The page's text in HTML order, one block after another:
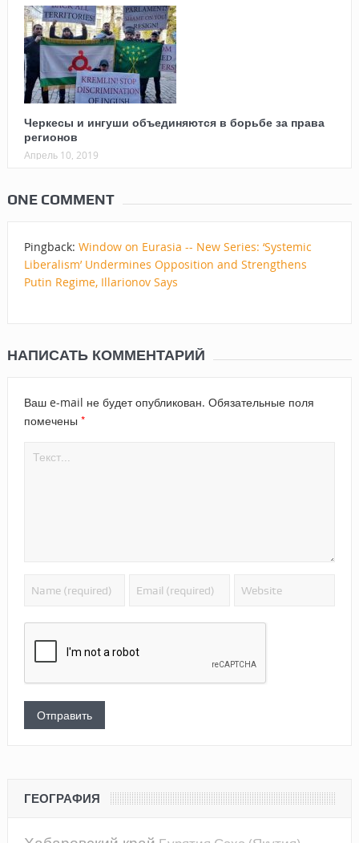
Черкесы и ингуши объединяются в борьбе за права
регионов
Апрель 10, 2019
ONE COMMENT
Pingback: Window on Eurasia -- New Series: ‘Systemic
Liberalism’ Undermines Opposition and Strengthens
Putin Regime, Illarionov Says
НАПИСАТЬ КОММЕНТАРИЙ
Ваш e-mail не будет опубликован. Обязательные поля
помечены *
ГЕОГРАФИЯ